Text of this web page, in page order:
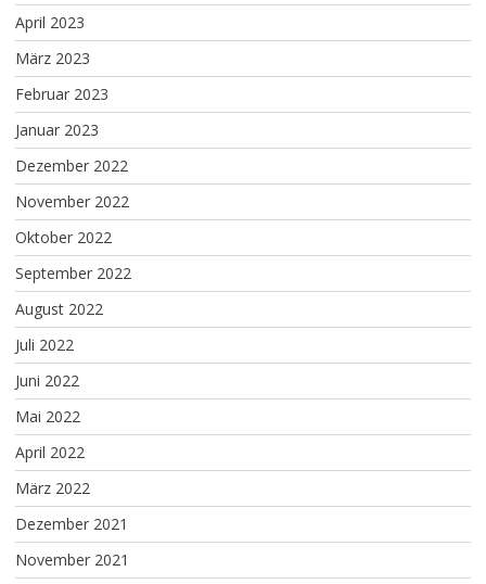
April 2023
März 2023
Februar 2023
Januar 2023
Dezember 2022
November 2022
Oktober 2022
September 2022
August 2022
Juli 2022
Juni 2022
Mai 2022
April 2022
März 2022
Dezember 2021
November 2021